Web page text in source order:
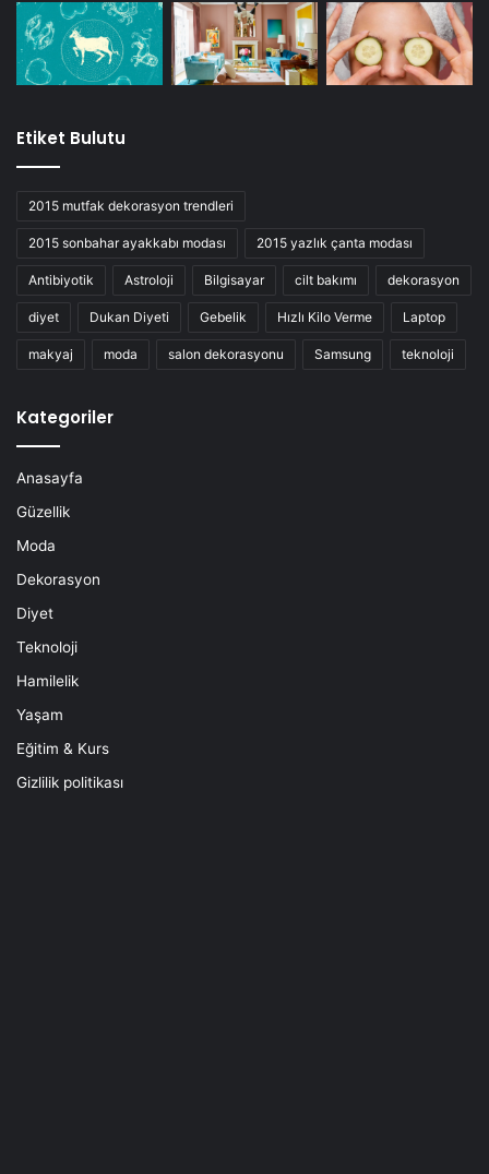
Etiket Bulutu
2015 mutfak dekorasyon trendleri
2015 sonbahar ayakkabı modası 2015 yazlık çanta modası
Antibiyotik Astroloji Bilgisayar cilt bakımı dekorasyon
diyet Dukan Diyeti Gebelik Hızlı Kilo Verme Laptop
makyaj moda salon dekorasyonu Samsung teknoloji
Kategoriler
Anasayfa
Güzellik
Moda
Dekorasyon
Diyet
Teknoloji
Hamilelik
Yaşam
Eğitim & Kurs
Gizlilik politikası